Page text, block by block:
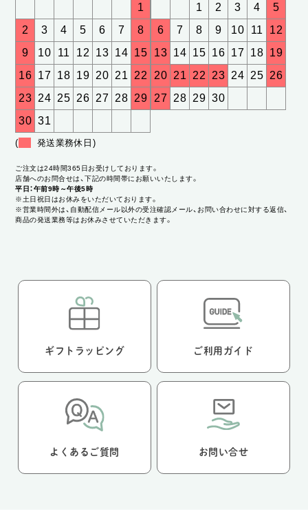
1
2
3 4 5 6 7
8
9
10 11 12 13 14 15
16 17 18 19 20 21
22
23 24 25 26 27 28 29
30 31
1 2 3 4
5
6
7 8 9 10 11
12
13 14 15 16 17 18 19
20 21 22 23 24 25 26
27 28 29 30
( 発送業務休日)
ご注文は24時間365日お受けしております。
店舗へのお問合せは、下記の時間帯にお願いいたします。
平日：午前9時～午後5時
※土日祝日はお休みをいただいております。
※営業時間外は、自動配信メール以外の受注確認メール、お問い合わせに対する返信、
商品の発送業務等はお休みさせていただきます。
ギフトラッピング ご利用ガイド
よくあるご質問 お問い合せ